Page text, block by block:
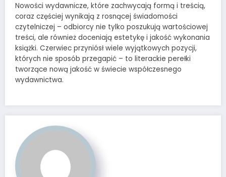
Nowości wydawnicze, które zachwycają formą i treścią,
coraz częściej wynikają z rosnącej świadomości
czytelniczej – odbiorcy nie tylko poszukują wartościowej
treści, ale również doceniają estetykę i jakość wykonania
książki. Czerwiec przyniósł wiele wyjątkowych pozycji,
których nie sposób przegapić – to literackie perełki
tworzące nową jakość w świecie współczesnego
wydawnictwa.